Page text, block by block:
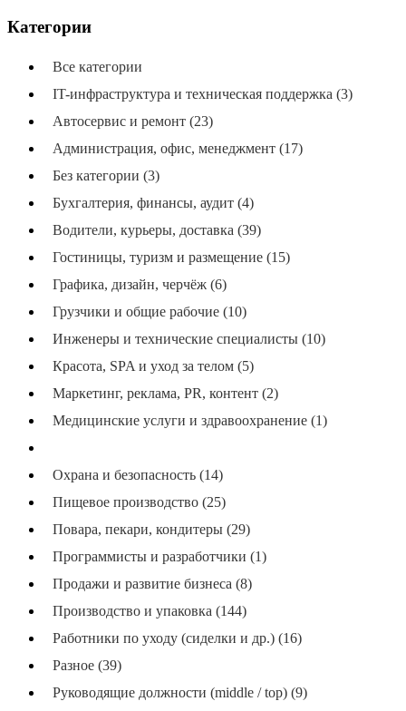
Категории
Все категории
IT-инфраструктура и техническая поддержка (3)
Автосервис и ремонт (23)
Администрация, офис, менеджмент (17)
Без категории (3)
Бухгалтерия, финансы, аудит (4)
Водители, курьеры, доставка (39)
Гостиницы, туризм и размещение (15)
Графика, дизайн, черчёж (6)
Грузчики и общие рабочие (10)
Инженеры и технические специалисты (10)
Красота, SPA и уход за телом (5)
Маркетинг, реклама, PR, контент (2)
Медицинские услуги и здравоохранение (1)
Охрана и безопасность (14)
Пищевое производство (25)
Повара, пекари, кондитеры (29)
Программисты и разработчики (1)
Продажи и развитие бизнеса (8)
Производство и упаковка (144)
Работники по уходу (сиделки и др.) (16)
Разное (39)
Руководящие должности (middle / top) (9)